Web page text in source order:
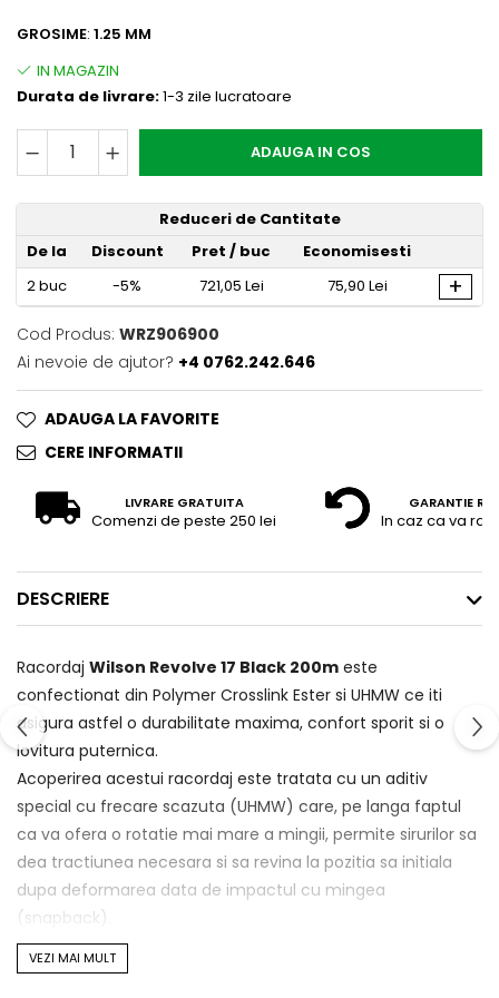
GROSIME: 1.25 MM
Durata de livrare:1-3 zile lucratoare
ADAUGA IN COS
Reduceri de Cantitate
De la
Discount Pret / buc
Economisesti
2buc -5% 721,05 Lei 75,90 Lei +
Cod Produs: WRZ906900
Ai nevoie de ajutor? +4 0762.242.646
ADAUGA LA FAVORITE
CERE INFORMATII
LIVRARE GRATUITA
Comenzi de peste 250 lei
GARANTIE
In caz ca va
DESCRIERE
Racordaj Wilson Revolve 17 Black 200m este
confectionat din Polymer Crosslink Ester si UHMW ce iti
asigura astfel o durabilitate maxima, confort sporit si o
lovitura puternica.
Acoperirea acestui racordaj este tratata cu un aditiv
special cu frecare scazuta (UHMW) care, pe langa faptul
ca va ofera o rotatie mai mare a mingii, permite sirurilor sa
dea tractiunea necesara si sa revina la pozitia sa initiala
dupa deformarea data de impactul cu mingea
(snapback).
Efectele obtinute de aceste sunt putere si confort,
derivate din amestecul unic de materiale de co-polimer
VEZI MAI MULT